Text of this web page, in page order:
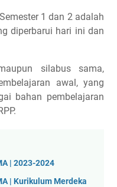
1 dan 2 adalah
diperbarui hari ini dan
silabus sama,
awal, yang
bahan pembelajaran
| 2023-2024
| Kurikulum Merdeka